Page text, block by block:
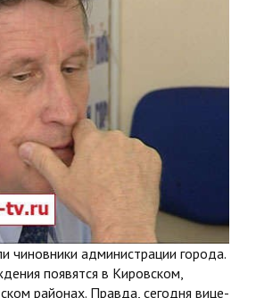
чиновники администрации города.
появятся в Кировском,
районах. Правда, сегодня вице-